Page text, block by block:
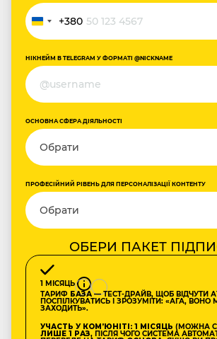
Україна
+380
+380
НІКНЕЙМ В TELEGRAM У ФОРМАТІ @NICKNAME
ОСНОВНА СФЕРА ДІЯЛЬНОСТІ
ПРОФЕСІЙНИЙ РІВЕНЬ ДЛЯ ПЕРСОНАЛІЗАЦІЇ КОНТЕНТУ
ОБЕРИ ПАКЕТ
1 МІСЯЦЬ
ТАРИФ БАЗА— ТЕСТ-ДРАЙВ, ЩОБ ВІДЧУТИ
ПОСПІЛКУВАТИСЬ І ЗРОЗУМІТИ: «АГА, ВОНО
ЗАХОДИТЬ».
УЧАСТЬ У КОМʼЮНІТІ: 1 МІСЯЦЬ (МОЖНА
ЛИШЕ 1 РАЗ, ПІСЛЯ ЧОГО СИСТЕМА